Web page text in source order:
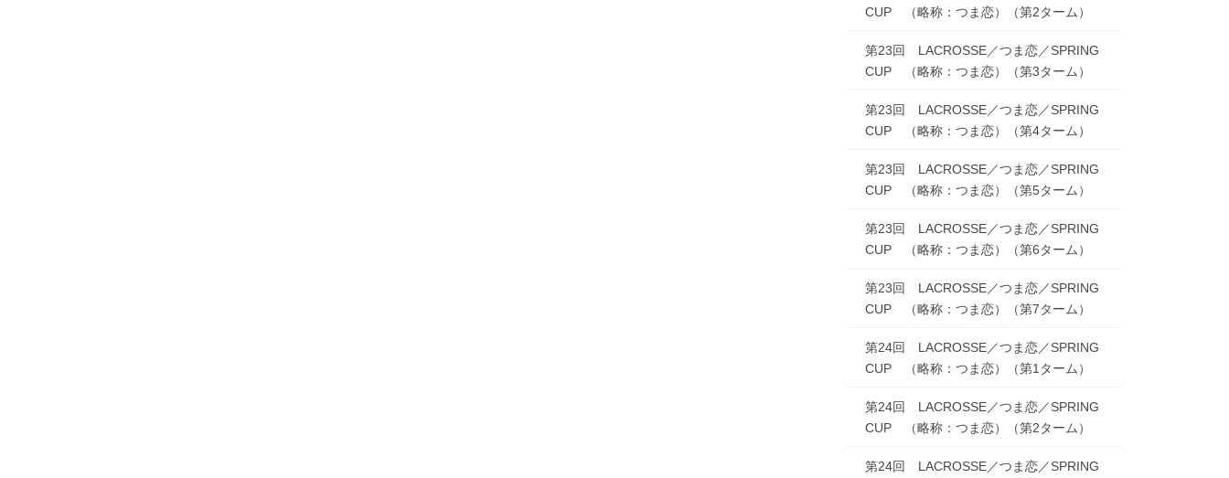
CUP （略称：つま恋）（第2ターム）
第23回 LACROSSE／つま恋／SPRING
CUP （略称：つま恋）（第3ターム）
第23回 LACROSSE／つま恋／SPRING
CUP （略称：つま恋）（第4ターム）
第23回 LACROSSE／つま恋／SPRING
CUP （略称：つま恋）（第5ターム）
第23回 LACROSSE／つま恋／SPRING
CUP （略称：つま恋）（第6ターム）
第23回 LACROSSE／つま恋／SPRING
CUP （略称：つま恋）（第7ターム）
第24回 LACROSSE／つま恋／SPRING
CUP （略称：つま恋）（第1ターム）
第24回 LACROSSE／つま恋／SPRING
CUP （略称：つま恋）（第2ターム）
第24回 LACROSSE／つま恋／SPRING